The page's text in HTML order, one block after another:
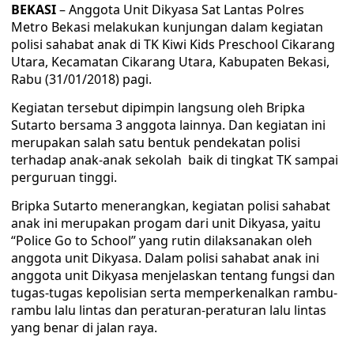
BEKASI– Anggota Unit Dikyasa Sat Lantas Polres
Metro Bekasi melakukan kunjungan dalam kegiatan
polisi sahabat anak di TK Kiwi Kids Preschool Cikarang
Utara, Kecamatan Cikarang Utara, Kabupaten Bekasi,
Rabu (31/01/2018) pagi.
Kegiatan tersebut dipimpin langsung oleh Bripka
Sutarto bersama 3 anggota lainnya. Dan kegiatan ini
merupakan salah satu bentuk pendekatan polisi
terhadap anak-anak sekolah baik di tingkat TK sampai
perguruan tinggi.
Bripka Sutarto menerangkan, kegiatan polisi sahabat
anak ini merupakan progam dari unit Dikyasa, yaitu
“Police Go to School” yang rutin dilaksanakan oleh
anggota unit Dikyasa. Dalam polisi sahabat anak ini
anggota unit Dikyasa menjelaskan tentang fungsi dan
tugas-tugas kepolisian serta memperkenalkan rambu-
rambu lalu lintas dan peraturan-peraturan lalu lintas
yang benar di jalan raya.